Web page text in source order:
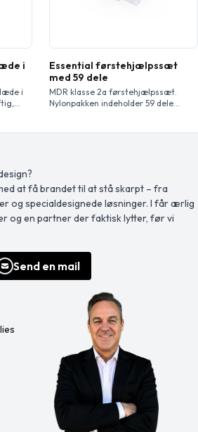
i
i
og er
flere
Essential førstehjælpssæt
med 59 dele
MDR klasse 2a førstehjælpssæt.
Nylonpakken indeholder 59 dele
fnugklud, 1 par engangshandsker, 1
medicinsk tape og 1 brugsanvisning.
at få brandet til at stå skarpt – fra
og specialdesignede løsninger. I får ærlig
og en partner der faktisk lytter, før vi
Send en mail